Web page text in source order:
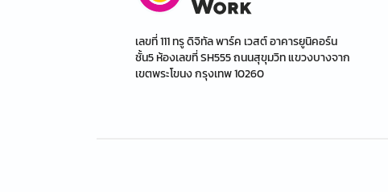
เลขที่ 111 ทรู ดิจิทัล พาร์ค เวสต์ อาคารยูนิคอร์น
ชั้น5 ห้องเลขที่ SH555 ถนนสุขุมวิท แขวงบางจาก
เขตพระโขนง กรุงเทพ 10260